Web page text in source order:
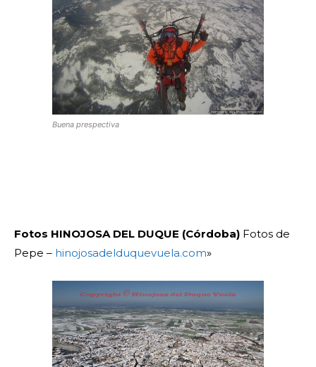
Buena prespectiva
Fotos HINOJOSA DEL DUQUE (Córdoba) Fotos de
Pepe – hinojosadelduquevuela.com»